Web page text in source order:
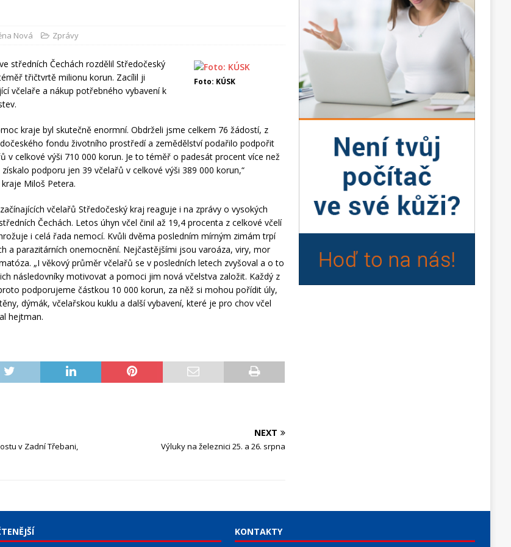
Nová Zprávy
Foto: KÚSK
středních Čechách rozdělil Středočeský
třičtvrtě milionu korun. Zacílil ji
včelaře a nákup potřebného vybavení k
kraje byl skutečně enormní. Obdrželi jsme celkem 76 žádostí, z
fondu životního prostředí a zemědělství podařilo podpořit
v celkové výši 710 000 korun. Je to téměř o padesát procent více než
podporu jen 39 včelařů v celkové výši 389 000 korun,“
Miloš Petera.
včelařů Středočeský kraj reaguje i na zprávy o vysokých
Čechách. Letos úhyn včel činil až 19,4 procenta z celkové včelí
i celá řada nemocí. Kvůli dvěma posledním mírným zimám trpí
a parazitárních onemocnění. Nejčastějšími jsou varoáza, viry, mor
„I věkový průměr včelařů se v posledních letech zvyšoval a o to
následovníky motivovat a pomoci jim nová včelstva založit. Každý z
podporujeme částkou 10 000 korun, za něž si mohou pořídit úly,
dýmák, včelařskou kuklu a další vybavení, které je pro chov včel
hejtman.
v Zadní Třebani,
NEXT
Výluky na železnici 25. a 26. srpna
KONTAKTY